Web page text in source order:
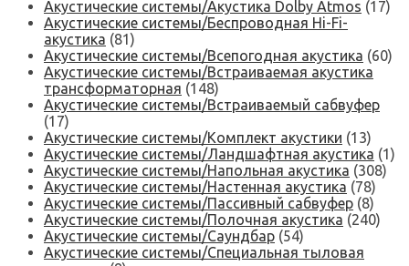
Акустические системы/Акустика Dolby Atmos (17)
Акустические системы/Беспроводная Hi-Fi-
акустика (81)
Акустические системы/Всепогодная акустика (60)
Акустические системы/Встраиваемая акустика
трансформаторная (148)
Акустические системы/Встраиваемый сабвуфер
(17)
Акустические системы/Комплект акустики (13)
Акустические системы/Ландшафтная акустика (1)
Акустические системы/Напольная акустика (308)
Акустические системы/Настенная акустика (78)
Акустические системы/Пассивный сабвуфер (8)
Акустические системы/Полочная акустика (240)
Акустические системы/Саундбар (54)
Акустические системы/Специальная тыловая